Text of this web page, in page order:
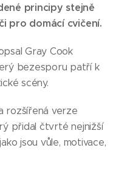
principy stejně
pro domácí cvičení.
Gray Cook
bezesporu patří k
scény.
rozšířená verze
přidal čtvrté nejnižší
jsou vůle, motivace,